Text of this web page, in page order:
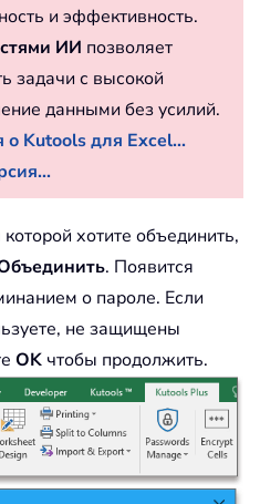
и эффективность.
ИИ позволяет
задачи с высокой
данными без усилий.
Kutools для Excel...
хотите объединить,
. Появится
о пароле. Если
не защищены
OK чтобы продолжить.